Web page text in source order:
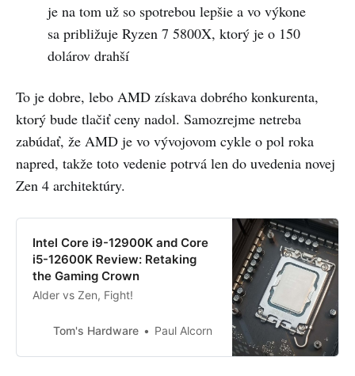
je na tom už so spotrebou lepšie a vo výkone
sa približuje Ryzen 7 5800X, ktorý je o 150
dolárov drahší
To je dobre, lebo AMD získava dobrého konkurenta,
ktorý bude tlačiť ceny nadol. Samozrejme netreba
zabúdať, že AMD je vo vývojovom cykle o pol roka
napred, takže toto vedenie potrvá len do uvedenia novej
Zen 4 architektúry.
Intel Core i9-12900K and Core
i5-12600K Review: Retaking
the Gaming Crown
Alder vs Zen, Fight!
Tom's Hardware Paul Alcorn